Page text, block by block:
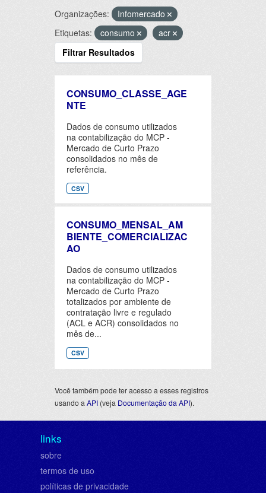
Organizações:
Infomercado
Etiquetas:
consumo
acr
Filtrar Resultados
CONSUMO_CLASSE_AGE
NTE
Dados de consumo utilizados
na contabilização do MCP -
Mercado de Curto Prazo
consolidados no mês de
referência.
CSV
CONSUMO_MENSAL_AM
BIENTE_COMERCIALIZAC
AO
Dados de consumo utilizados
na contabilização do MCP -
Mercado de Curto Prazo
totalizados por ambiente de
contratação livre e regulado
(ACL e ACR) consolidados no
mês de...
CSV
Você também pode ter acesso a esses registros
usando a API (veja Documentação da API).
links
sobre
termos de uso
políticas de privacidade